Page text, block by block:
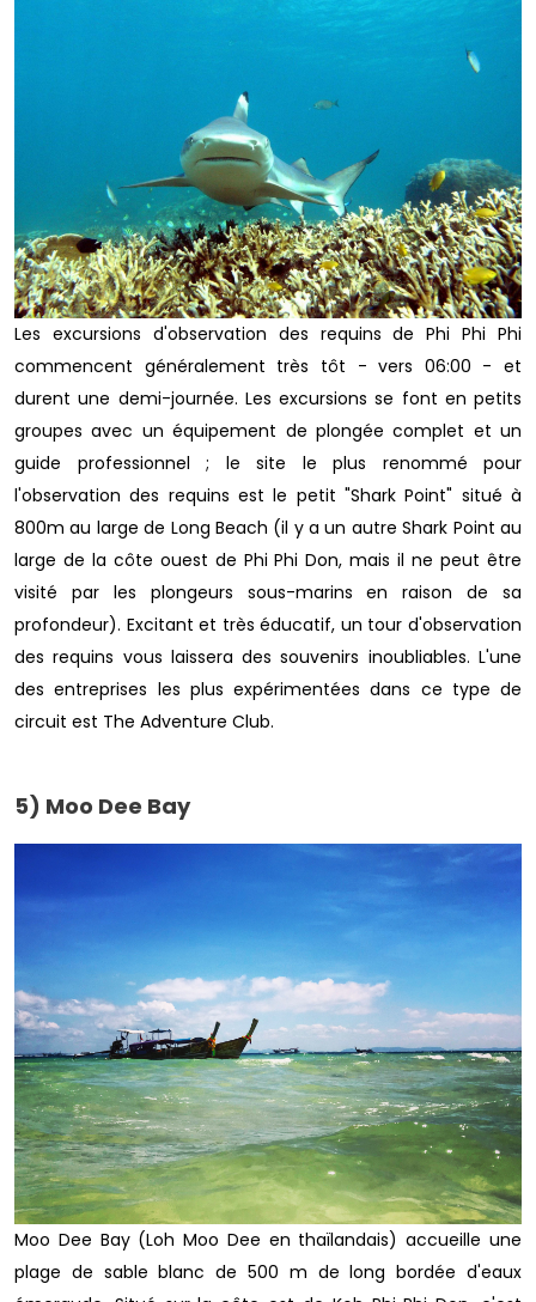
Les excursions d'observation des requins de Phi Phi Phi
commencent généralement très tôt - vers 06:00 - et
durent une demi-journée. Les excursions se font en petits
groupes avec un équipement de plongée complet et un
guide professionnel ; le site le plus renommé pour
l'observation des requins est le petit "Shark Point" situé à
800m au large de Long Beach (il y a un autre Shark Point au
large de la côte ouest de Phi Phi Don, mais il ne peut être
visité par les plongeurs sous-marins en raison de sa
profondeur). Excitant et très éducatif, un tour d'observation
des requins vous laissera des souvenirs inoubliables. L'une
des entreprises les plus expérimentées dans ce type de
circuit est The Adventure Club.
5) Moo Dee Bay
Moo Dee Bay (Loh Moo Dee en thaïlandais) accueille une
plage de sable blanc de 500 m de long bordée d'eaux